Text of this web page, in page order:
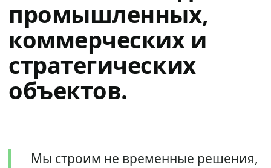
промышленных,
коммерческих и
стратегических
объектов.
Мы строим не временные решения,